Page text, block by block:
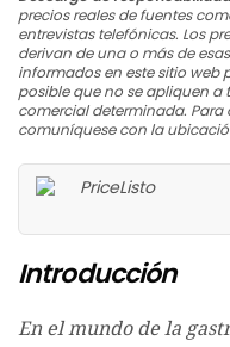
precios reales de fuentes
entrevistas telefónicas. Los
derivan de una o más de
informados en este sitio web
posible que no se apliquen
comercial determinada. Para
comuníquese con la
Introducción
En el mundo de la